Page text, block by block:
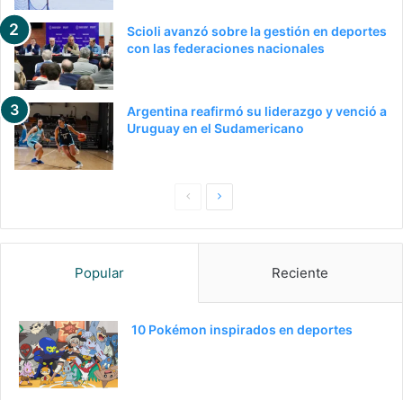
Scioli avanzó sobre la gestión en deportes
con las federaciones nacionales
Argentina reafirmó su liderazgo y venció a
Uruguay en el Sudamericano
PaginaSiguiente
Popular Reciente
10 Pokémon inspirados en deportes